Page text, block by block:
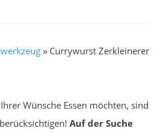
» Currywurst Zerkleinerer
Wünsche Essen möchten, sind
Auf der Suche